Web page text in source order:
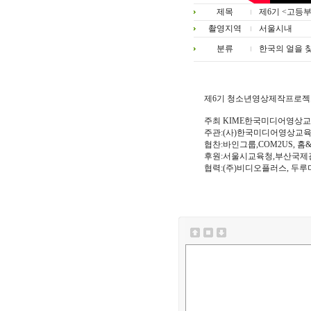
제목
제6기 <고등
촬영지역
서울시내
분류 한국의 얼을
제6기 청소년영상제작프로
주최 KIME한국미디어영상
주관:(사)한국미디어영상교
협찬:바인그룹,COM2US, 홈
후원:서울시교육청,부산국제
협력:(주)비디오플러스, 두